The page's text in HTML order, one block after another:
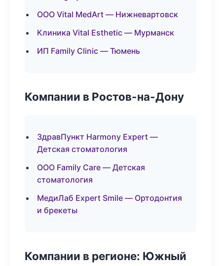
ООО Vital MedArt — Нижневартовск
Клиника Vital Esthetic — Мурманск
ИП Family Clinic — Тюмень
Компании в Ростов-на-Дону
ЗдравПункт Harmony Expert —
Детская стоматология
ООО Family Care — Детская
стоматология
МедиЛаб Expert Smile — Ортодонтия
и брекеты
Компании в регионе: Южный